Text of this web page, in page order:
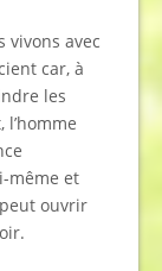
vivons avec
car, à
les
même et
ouvrir